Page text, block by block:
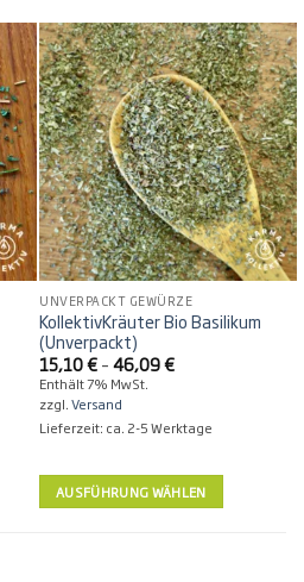
UNVERPACKT GEWÜRZE
KollektivKräuter Bio Basilikum
(Unverpackt)
15,10€ – 46,09€Preisspanne:
15,10 €
Enthält 7% MwSt.
zzgl.Versand
Lieferzeit: ca. 2-5 Werktage
AUSFÜHRUNG WÄHLEN